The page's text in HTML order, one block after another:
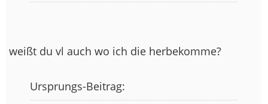
weißt du vl auch wo ich die herbekomme?
Ursprungs-Beitrag: